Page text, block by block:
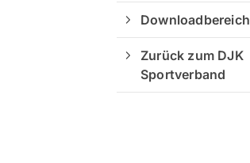
Downloadbereich
Zurück zum DJK
Sportverband